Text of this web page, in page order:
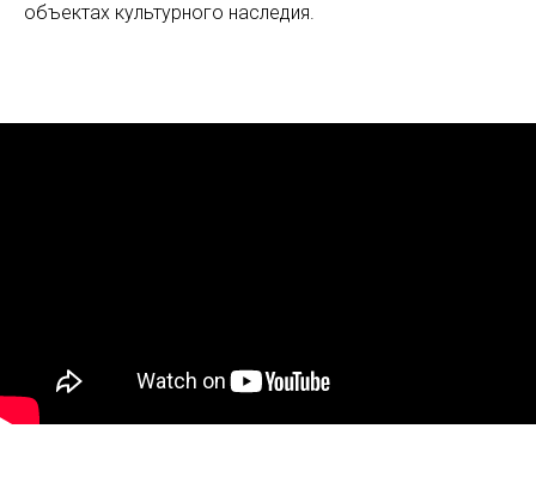
объектах культурного наследия.